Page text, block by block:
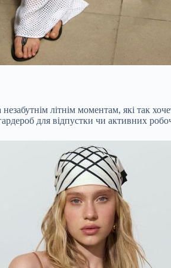
літнім моментам, які так
для відпустки чи активних